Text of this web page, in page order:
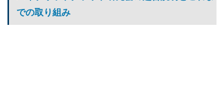
での取り組み